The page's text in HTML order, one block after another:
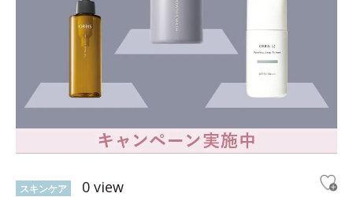
スキンケア 0 view